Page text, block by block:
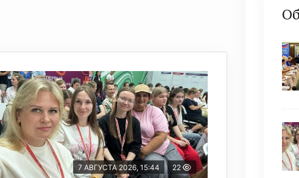
7 АВГУСТА 2026, 15:44 22